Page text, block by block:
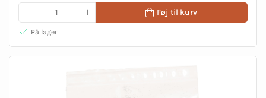
Føj til kurv
På lager